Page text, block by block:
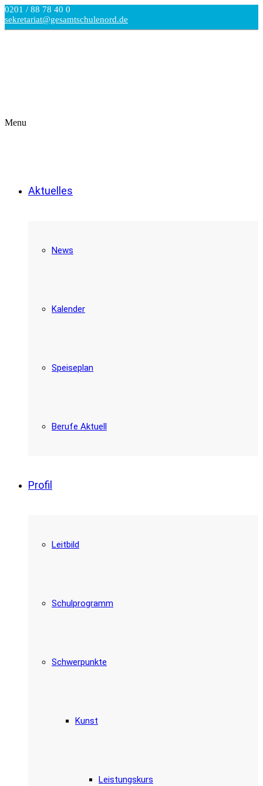
0201 / 88 78 40 0
sekretariat@gesamtschulenord.de
Menu
Aktuelles
News
Kalender
Speiseplan
Berufe Aktuell
Profil
Leitbild
Schulprogramm
Schwerpunkte
Kunst
Leistungskurs